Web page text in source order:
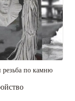
резьба по камню